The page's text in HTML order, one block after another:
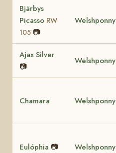
Bjärbys
Picasso RW
105 📷
Welshponny
Ajax Silver
📷
Welshponny
Chamara Welshponny
Eulóphia 📷 Welshponny